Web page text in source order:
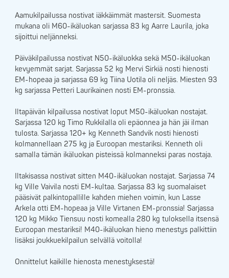
Aamukilpailussa nostivat iäkkäimmät mastersit. Suomesta
mukana oli M60-ikäluokan sarjassa 83 kg Aarre Laurila, joka
sijoittui neljänneksi.
Päiväkilpailussa nostivat N50-ikäluokka sekä M50-ikäluokan
kevyemmät sarjat. Sarjassa 52 kg Mervi Sirkiä nosti hienosti
EM-hopeaa ja sarjassa 69 kg Tiina Uotila oli neljäs. Miesten 93
kg sarjassa Petteri Laurikainen nosti EM-pronssia.
Iltapäivän kilpailussa nostivat loput M50-ikäluokan nostajat.
Sarjassa 120 kg Timo Rukkilalla oli epäonnea ja hän jäi ilman
tulosta. Sarjassa 120+ kg Kenneth Sandvik nosti hienosti
kolmannellaan 275 kg ja Euroopan mestariksi. Kenneth oli
samalla tämän ikäluokan pisteissä kolmanneksi paras nostaja.
Iltakisassa nostivat sitten M40-ikäluokan nostajat. Sarjassa 74
kg Ville Vaivila nosti EM-kultaa. Sarjassa 83 kg suomalaiset
pääsivät palkintopallille kahden miehen voimin, kun Lasse
Arkela otti EM-hopeaa ja Ville Virtanen EM-pronssia! Sarjassa
120 kg Mikko Tiensuu nosti komealla 280 kg tuloksella itsensä
Euroopan mestariksi! M40-ikäluokan hieno menestys palkittiin
lisäksi joukkuekilpailun selvällä voitolla!
Onnittelut kaikille hienosta menestyksestä!